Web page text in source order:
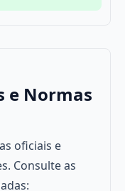
e Normas
oficiais e
Consulte as